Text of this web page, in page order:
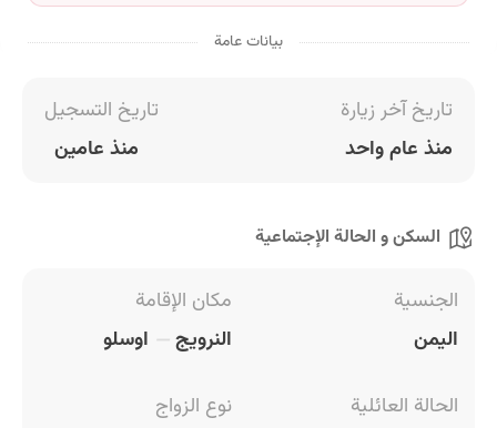
بيانات عامة
تاريخ آخر زيارة
منذ عام واحد
تاريخ التسجيل
منذ عامين
السكن و الحالة الإجتماعية
الجنسية
اليمن
مكان الإقامة
النرويج
اوسلو
الحالة العائلية
نوع الزواج